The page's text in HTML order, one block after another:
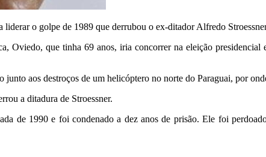
o golpe de 1989 que derrubou o ex-ditador Alfredo
Oviedo, que tinha 69 anos, iria concorrer na eleição
aos destroços de um helicóptero no norte do Paraguai, por
a ditadura de Stroessner.
de 1990 e foi condenado a dez anos de prisão. Ele foi